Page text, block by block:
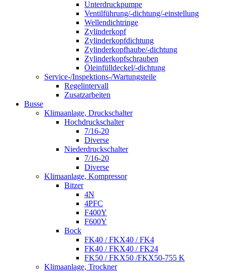
Unterdruckpumpe
Ventilführung/-dichtung/-einstellung
Wellendichtringe
Zylinderkopf
Zylinderkopfdichtung
Zylinderkopfhaube/-dichtung
Zylinderkopfschrauben
Öleinfülldeckel/-dichtung
Service-/Inspektions-/Wartungsteile
Regelintervall
Zusatzarbeiten
Busse
Klimaanlage, Druckschalter
Hochdruckschalter
7/16-20
Diverse
Niederdruckschalter
7/16-20
Diverse
Klimaanlage, Kompressor
Bitzer
4N
4PFC
F400Y
F600Y
Bock
FK40 / FKX40 / FK4
FK40 / FKX40 / FK24
FK50 / FKX50 /FKX50-755 K
Klimaanlage, Trockner